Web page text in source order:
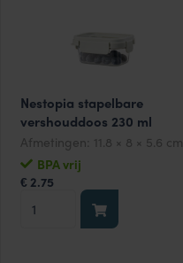
Nestopia stapelbare
vershouddoos 230 ml
Afmetingen:
11.8 × 8 × 5.6 cm
BPA vrij
€ 2.75